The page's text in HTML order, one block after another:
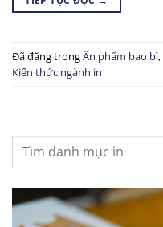
Đã đăng trongẤn phẩm bao bì,
Kiến thức ngành in